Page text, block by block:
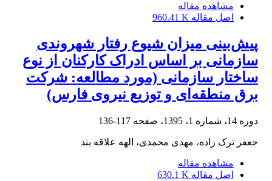
مشاهده مقاله
اصل مقاله 960.41 K
پیش‌بینی میزان شیوع رفتار شهروندی
سازمانی بر اساس ادراک کارکنان از نوع
ساختار سازمانی (مورد مطالعه: شرکت‌
برق منطقه‌ای و توزیع نیروی فارس)
دوره 14، شماره 1، 1395، صفحه 117-136
جعفر ترک زاده، مهدی محمدی، الهه علاقه بند
مشاهده مقاله
اصل مقاله 630.1 K